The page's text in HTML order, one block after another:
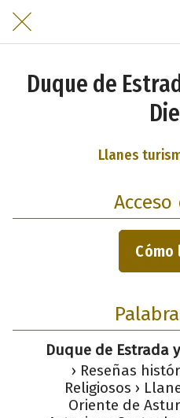
Duque de
Llanes
Cómo
Duque de Estrada
› Reseñas
Religiosos ›
Oriente de